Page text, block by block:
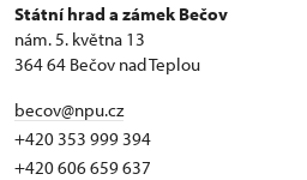
Státní hrad a zámek Bečov
nám. 5. května 13
364 64 Bečov nad Teplou
becov@npu.cz
+420 353 999 394
+420 606 659 637